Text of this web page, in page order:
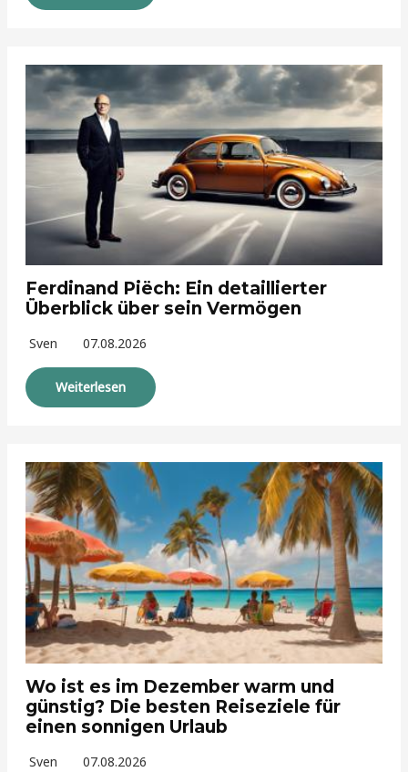
Ferdinand Piëch: Ein detaillierter
Überblick über sein Vermögen
Sven 07.08.2026
Weiterlesen
Wo ist es im Dezember warm und
günstig? Die besten Reiseziele für
einen sonnigen Urlaub
Sven 07.08.2026